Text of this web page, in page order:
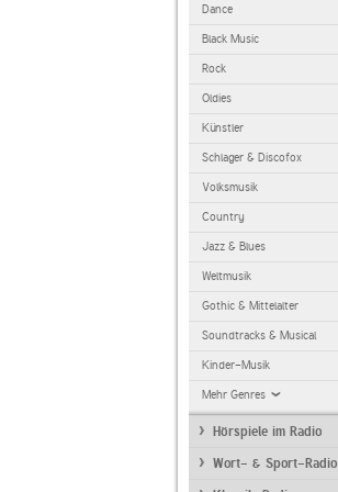
Dance
Black Music
Rock
Oldies
Künstler
Schlager & Discofox
Volksmusik
Country
Jazz & Blues
Weltmusik
Gothic & Mittelalter
Soundtracks & Musical
Kinder-Musik
Mehr Genres
Hörspiele im Radio
Wort- & Sport-Radio